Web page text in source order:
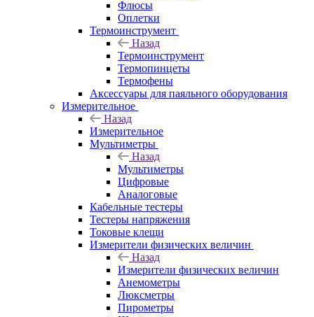
Флюсы
Оплетки
Термоинструмент
Назад
Термоинструмент
Термопинцеты
Термофены
Аксессуары для паяльного оборудования
Измерительное
Назад
Измерительное
Мультиметры
Назад
Мультиметры
Цифровые
Аналоговые
Кабельные тестеры
Тестеры напряжения
Токовые клещи
Измерители физических величин
Назад
Измерители физических величин
Анемометры
Люксметры
Пирометры